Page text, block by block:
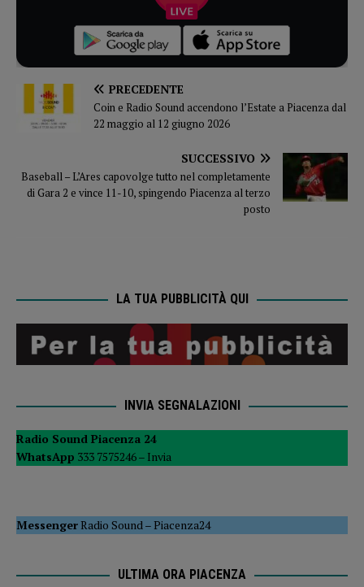
PRECEDENTE
Coin e Radio Sound accendono l’Estate a Piacenza dal
22 maggio al 12 giugno 2026
SUCCESSIVO
Baseball – L’Ares capovolge tutto nel completamente
di Gara 2 e vince 11-10, spingendo Piacenza al terzo
posto
LA TUA PUBBLICITÀ QUI
INVIA SEGNALAZIONI
Radio Sound Piacenza 24
WhatsApp 333 7575246 – Invia
MessengerRadio Sound –Piacenza24
ULTIMA ORA PIACENZA